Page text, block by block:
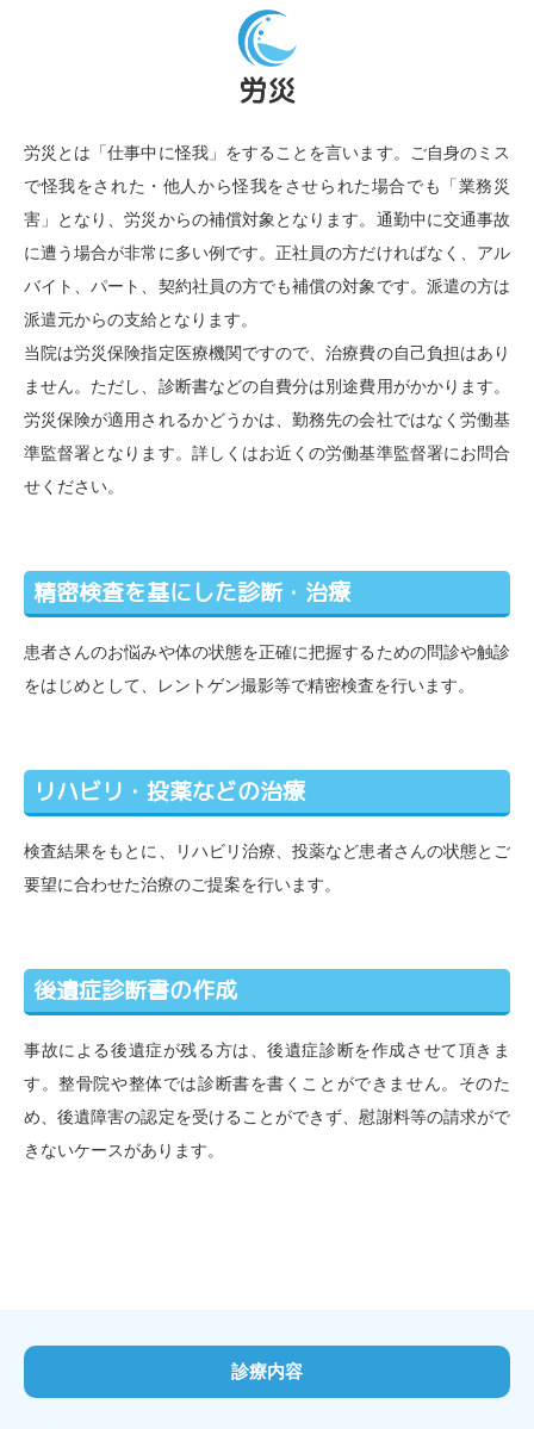
労災
労災とは「仕事中に怪我」をすることを言います。ご自身のミス
で怪我をされた・他人から怪我をさせられた場合でも「業務災
害」となり、労災からの補償対象となります。通勤中に交通事故
に遭う場合が非常に多い例です。正社員の方だければなく、アル
バイト、パート、契約社員の方でも補償の対象です。派遣の方は
派遣元からの支給となります。
当院は労災保険指定医療機関ですので、治療費の自己負担はあり
ません。ただし、診断書などの自費分は別途費用がかかります。
労災保険が適用されるかどうかは、勤務先の会社ではなく労働基
準監督署となります。詳しくはお近くの労働基準監督署にお問合
せください。
精密検査を基にした診断・治療
患者さんのお悩みや体の状態を正確に把握するための問診や触診
をはじめとして、レントゲン撮影等で精密検査を行います。
リハビリ・投薬などの治療
検査結果をもとに、リハビリ治療、投薬など患者さんの状態とご
要望に合わせた治療のご提案を行います。
後遺症診断書の作成
事故による後遺症が残る方は、後遺症診断を作成させて頂きま
す。整骨院や整体では診断書を書くことができません。そのた
め、後遺障害の認定を受けることができず、慰謝料等の請求がで
きないケースがあります。
診療内容